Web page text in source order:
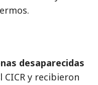
desaparecidas
y recibieron